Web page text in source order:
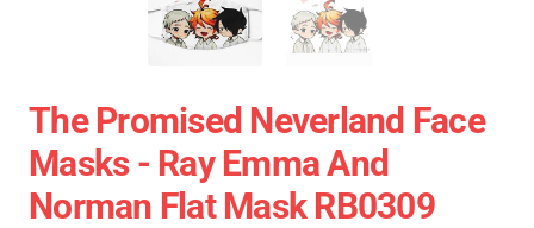
The Promised Neverland Face
Masks - Ray Emma And
Norman Flat Mask RB0309